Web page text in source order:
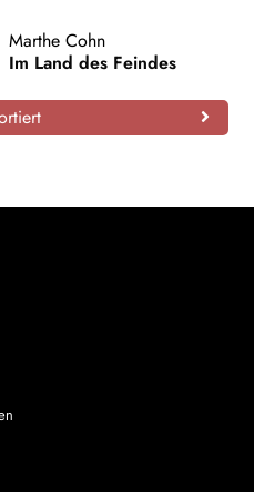
Marthe Cohn
Im Land des Feindes